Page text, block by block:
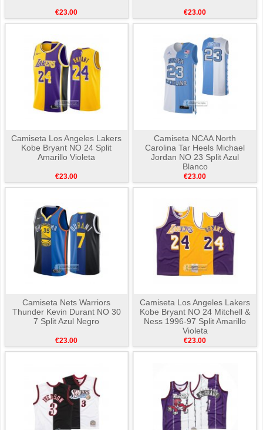
€23.00 €23.00
Camiseta Los Angeles Lakers
Kobe Bryant NO 24 Split
Amarillo Violeta
€23.00
Camiseta NCAA North
Carolina Tar Heels Michael
Jordan NO 23 Split Azul
Blanco
€23.00
Camiseta Nets Warriors
Thunder Kevin Durant NO 30
7 Split Azul Negro
€23.00
Camiseta Los Angeles Lakers
Kobe Bryant NO 24 Mitchell &
Ness 1996-97 Split Amarillo
Violeta
€23.00